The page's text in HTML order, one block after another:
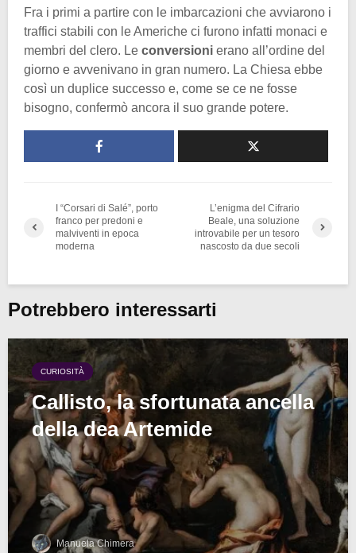
Fra i primi a partire con le imbarcazioni che avviarono i
traffici stabili con le Americhe ci furono infatti monaci e
membri del clero. Le conversioni erano all’ordine del
giorno e avvenivano in gran numero. La Chiesa ebbe
così un duplice successo e, come se ce ne fosse
bisogno, confermò ancora il suo grande potere.
I “Corsari di Salé”, porto
franco per predoni e
malviventi in epoca
moderna
L’enigma del Cifrario
Beale, una soluzione
introvabile per un tesoro
nascosto da due secoli
Potrebbero interessarti
CURIOSITÀ
Callisto, la sfortunata ancella
della dea Artemide
Manuela Chimera